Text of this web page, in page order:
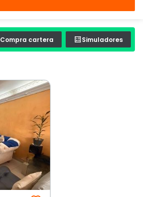
Compra cartera Simuladores